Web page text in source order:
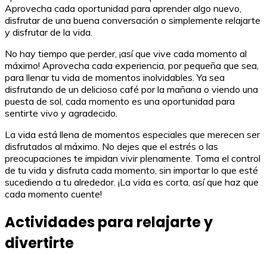
Aprovecha cada oportunidad para aprender algo nuevo,
disfrutar de una buena conversación o simplemente relajarte
y disfrutar de la vida.
No hay tiempo que perder, ¡así que vive cada momento al
máximo! Aprovecha cada experiencia, por pequeña que sea,
para llenar tu vida de momentos inolvidables. Ya sea
disfrutando de un delicioso café por la mañana o viendo una
puesta de sol, cada momento es una oportunidad para
sentirte vivo y agradecido.
La vida está llena de momentos especiales que merecen ser
disfrutados al máximo. No dejes que el estrés o las
preocupaciones te impidan vivir plenamente. Toma el control
de tu vida y disfruta cada momento, sin importar lo que esté
sucediendo a tu alrededor. ¡La vida es corta, así que haz que
cada momento cuente!
Actividades para relajarte y
divertirte